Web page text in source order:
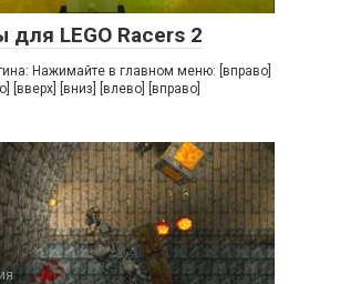
для LEGO Racers 2
Нажимайте в главном меню: [вправо]
[вверх] [вниз] [влево] [вправо]